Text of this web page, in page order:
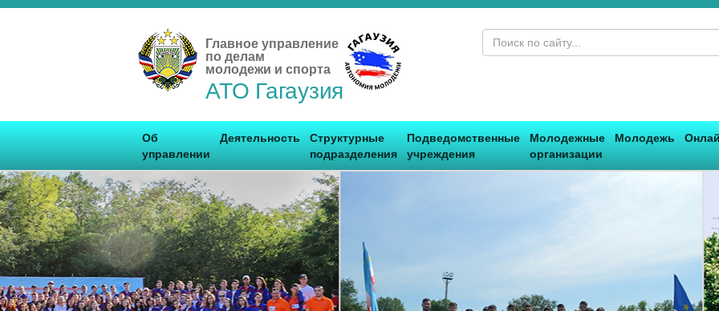
Главное управление
по делам
молодежи и спорта
АТО Гагаузия
Об
управлении
Деятельность
Структурные
подразделения
Подведомственные
учреждения
Молодежные
организации
Молодежь